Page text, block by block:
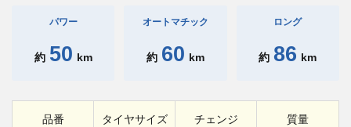
パワー
約 50 km
オートマチック
約 60 km
ロング
約 86 km
品番 タイヤサイズ チェンジ 質量